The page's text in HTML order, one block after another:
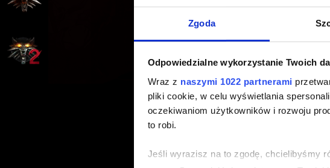
Zgoda
Odpowiedzialne wykorzystanie Twoich
Wraz z naszymi 1022 partnerami
pliki cookie, w celu wyświetlania
oczekiwaniom użytkowników i rozwoju
to robi.
Jeśli wyrazisz na to zgodę, chcielibyśmy
Jeśli
jest
który